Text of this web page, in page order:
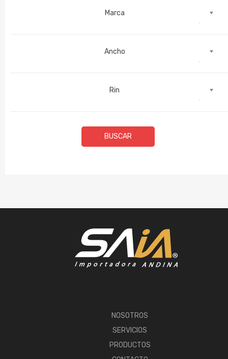
Marca
Ancho
Rin
BUSCAR
NOSOTROS
SERVICIOS
PRODUCTOS